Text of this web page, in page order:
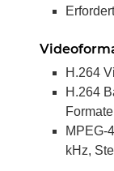
H.264
H.264
MPEG-
kHz,
Trigger Buttons
Xbox One Elite Game
Silber
10,99 €*